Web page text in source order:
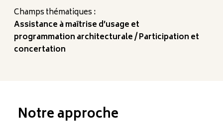
Champs thématiques :
Assistance à maîtrise d’usage et
programmation architecturale Participation et
concertation
Notre approche